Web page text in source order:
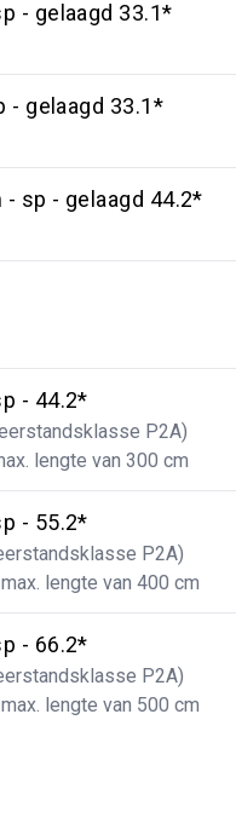
- gelaagd 33.1*
- gelaagd 33.1*
sp - gelaagd 44.2*
- 44.2*
P2A)
lengte van 300 cm
- 55.2*
P2A)
lengte van 400 cm
- 66.2*
P2A)
lengte van 500 cm